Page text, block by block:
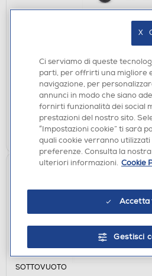
WEBER - CUSTODIA
€ 65,90
Acquisto online: disponibile
Ritiro in negozio: non disponibile
SOTTOVUOTO
Ci serviamo di queste
parti, per offrirti una migliore
navigazione, per
annunci in modo che siano
fornirti funzionalità dei social
prestazioni del nostro sito.
“Impostazioni cookie” ti sarà
quali cookie verranno utilizzati
preferenze. Consulta la
ulteriori informazioni. Cookie
Accetta
Gestisci
X